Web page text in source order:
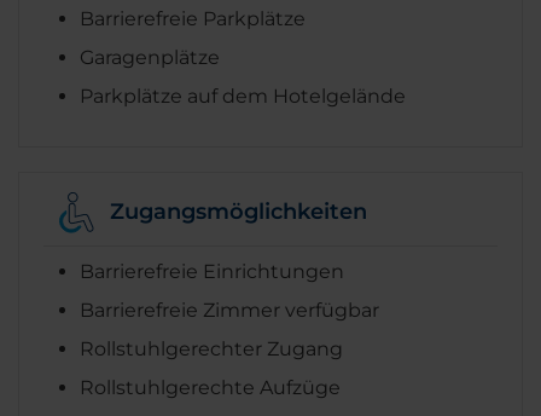
Barrierefreie Parkplätze
Garagenplätze
Parkplätze auf dem Hotelgelände
Zugangsmöglichkeiten
Barrierefreie Einrichtungen
Barrierefreie Zimmer verfügbar
Rollstuhlgerechter Zugang
Rollstuhlgerechte Aufzüge